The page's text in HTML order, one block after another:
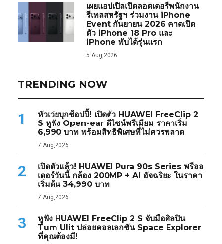
เผยแอปเปิลเปิดลอตเตอรีพนักงาน
รีเทลสหรัฐฯ ร่วมงาน iPhone
Event กันยายน 2026 คาดเปิด
ตัว iPhone 18 Pro และ
iPhone พับได้รุ่นแรก
5 Aug,2026
TRENDING NOW
1
หัวเว่ยบุกช้อปปี้! เปิดตัว HUAWEI FreeClip 2
S หูฟัง Open-ear ดีไซน์พรีเมียม ราคาเริ่ม
6,990 บาท พร้อมสิทธิพิเศษที่ไม่ควรพลาด
7 Aug,2026
2
เปิดตัวแล้ว! HUAWEI Pura 90s Series พรีออ
เดอร์วันนี้ กล้อง 200MP + AI อัจฉริยะ ในราคา
เริ่มต้น 34,990 บาท
7 Aug,2026
3
หูฟัง HUAWEI FreeClip 2 S จับมือศิลปิน
Tum Ulit ปล่อยคอลเลกชัน Space Explorer
ที่คุณต้องมี!